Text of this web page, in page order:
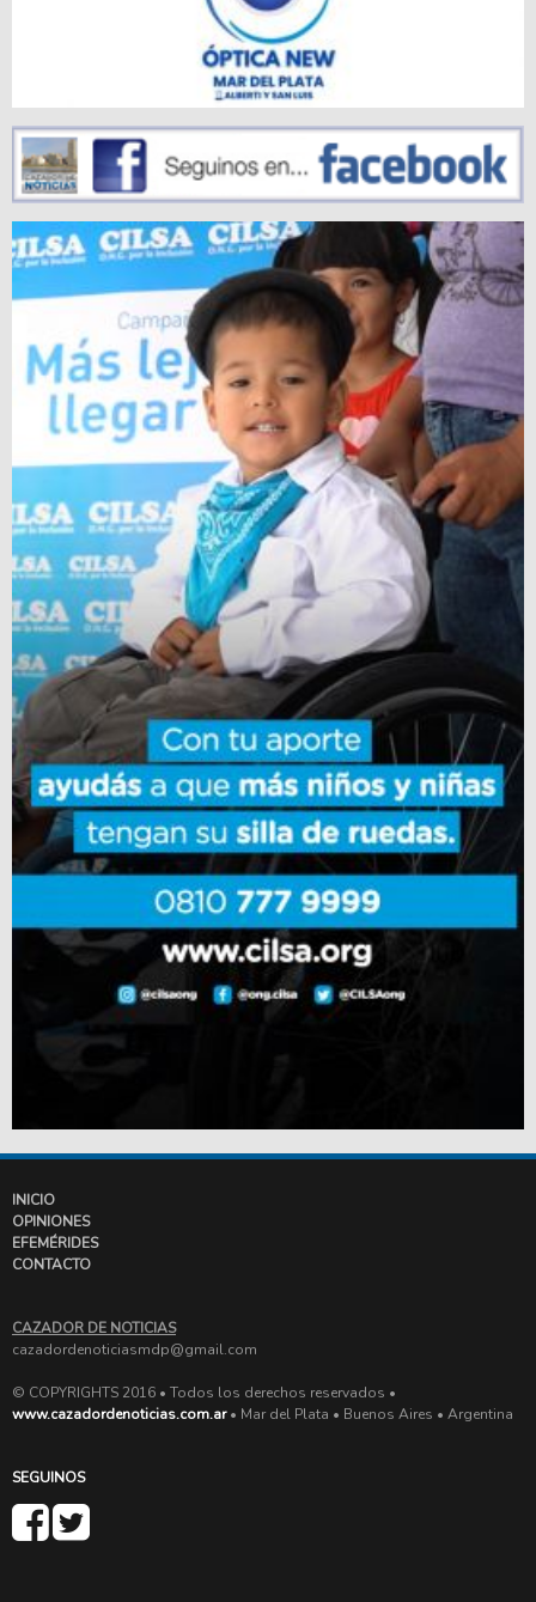
INICIO
OPINIONES
EFEMÉRIDES
CONTACTO
CAZADOR DE NOTICIAS
cazadordenoticiasmdp@gmail.com
© COPYRIGHTS 2016 • Todos los derechos reservados •
www.cazadordenoticias.com.ar• Mar del Plata • Buenos Aires • Argentina
SEGUINOS